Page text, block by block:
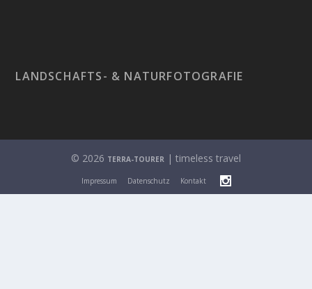
LANDSCHAFTS- & NATURFOTOGRAFIE
© 2026 TERRA-TOURER | timeless travel
Impressum Datenschutz Kontakt